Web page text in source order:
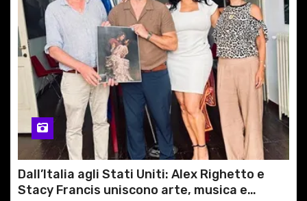
Dall’Italia agli Stati Uniti: Alex Righetto e
Stacy Francis uniscono arte, musica e